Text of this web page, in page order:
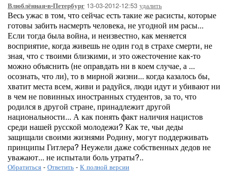
Влюблённая-в-Петербург 13-03-2012-12:53 удалить
Весь ужас в том, что сейчас есть такие же расисты, которые
готовы забить насмерть человека, не угодной им расы...
Если тогда была война, и неизвестно, как меняется
восприятие, когда живешь не один год в страхе смерти, не
зная, что с твоими близкими, и это ожесточение как-то
можно объяснить (не оправдать ни в коем случае, а ...
осознать, что ли), то в мирной жизни... когда казалось бы,
хватит места всем, живи и радуйся, люди идут и убивают ни
в чем не повинных иностранных студентов, за то, что
родился в другой стране, принадлежит другой
национальности... А как понять факт наличия нацистов
среди нашей русской молодежи? Как те, чьи деды
защищали своими жизнями Родину, могут поддерживать
принципы Гитлера? Неужели даже собственных дедов не
уважают... не испытали боль утраты?..
Обратиться - Ответить - К полной версии